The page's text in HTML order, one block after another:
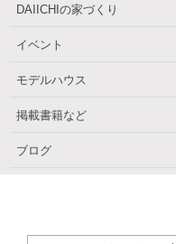
DAIICHIの家づくり
イベント
モデルハウス
掲載書籍など
ブログ